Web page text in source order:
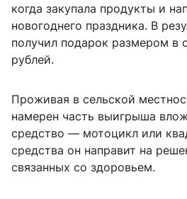
когда закупала продукты и
новогоднего праздника. В
получил подарок размером в
рублей.
Проживая в сельской
намерен часть выигрыша
средство — мотоцикл или
средства он направит на
связанных со здоровьем.